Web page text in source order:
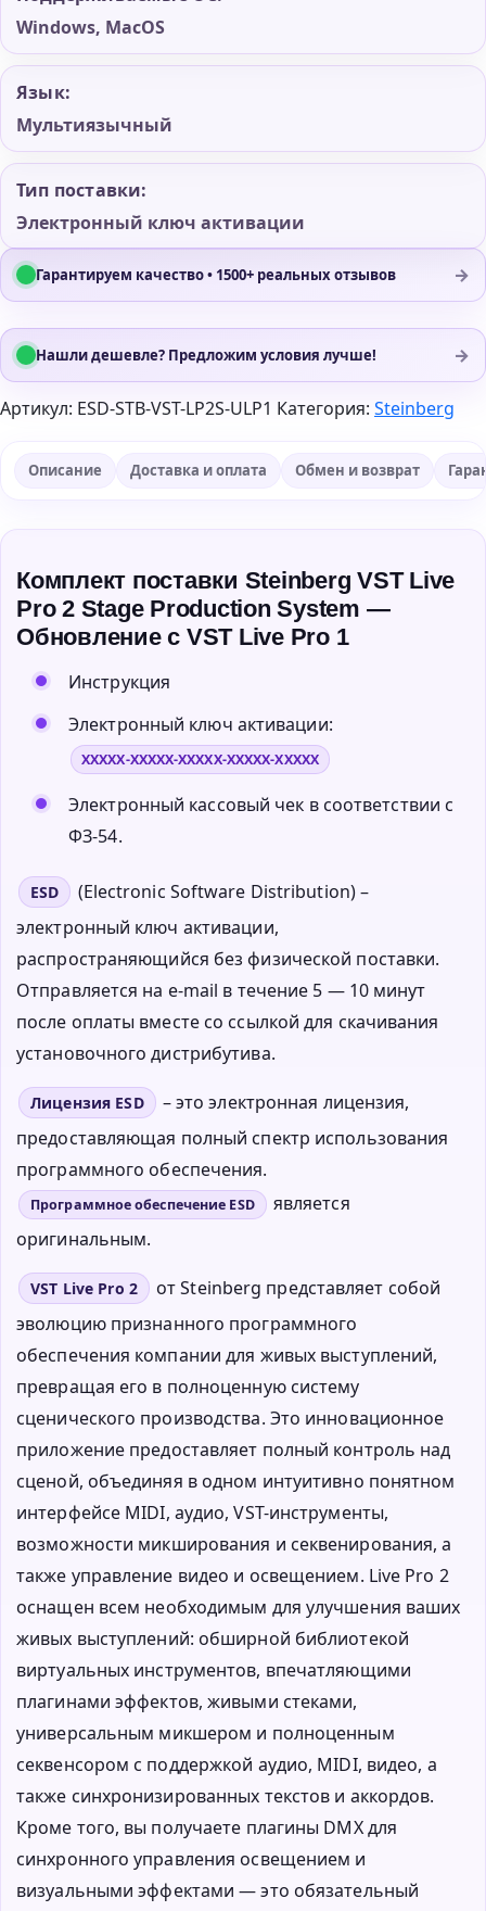
Windows, MacOS
Язык:
Мультиязычный
Тип поставки:
Электронный ключ активации
Гарантируем качество • 1500+ реальных отзывов →
Нашли дешевле? Предложим условия лучше! →
Артикул: ESD-STB-VST-LP2S-ULP1 Категория: Steinberg
Описание Доставка и оплата Обмен и возврат
Комплект поставки Steinberg VST Live
Pro 2 Stage Production System —
Обновление с VST Live Pro 1
Инструкция
Электронный ключ активации:
XXXXX-XXXXX-XXXXX-XXXXX-XXXXX
Электронный кассовый чек в соответствии с
ФЗ-54.
ESD
(Electronic Software Distribution) –
электронный ключ активации,
распространяющийся без физической поставки.
Отправляется на e-mail в течение 5 — 10 минут
после оплаты вместе со ссылкой для скачивания
установочного дистрибутива.
Лицензия ESD
– это электронная лицензия,
предоставляющая полный спектр использования
программного обеспечения.
Программное обеспечение ESD
является
оригинальным.
VST Live Pro 2
от Steinberg представляет собой
эволюцию признанного программного
обеспечения компании для живых выступлений,
превращая его в полноценную систему
сценического производства. Это инновационное
приложение предоставляет полный контроль над
сценой, объединяя в одном интуитивно понятном
интерфейсе MIDI, аудио, VST-инструменты,
возможности микширования и секвенирования, а
также управление видео и освещением. Live Pro 2
оснащен всем необходимым для улучшения ваших
живых выступлений: обширной библиотекой
виртуальных инструментов, впечатляющими
плагинами эффектов, живыми стеками,
универсальным микшером и полноценным
секвенсором с поддержкой аудио, MIDI, видео, а
также синхронизированных текстов и аккордов.
Кроме того, вы получаете плагины DMX для
синхронного управления освещением и
визуальными эффектами — это обязательный